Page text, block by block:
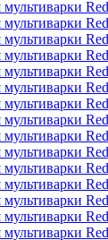
мультиварки
мультиварки
мультиварки
мультиварки
мультиварки
мультиварки
мультиварки
мультиварки
мультиварки
мультиварки
мультиварки
мультиварки
мультиварки
мультиварки
мультиварки